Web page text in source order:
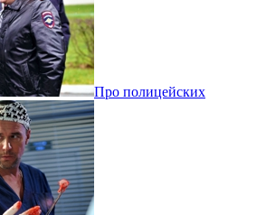
Про полицейских